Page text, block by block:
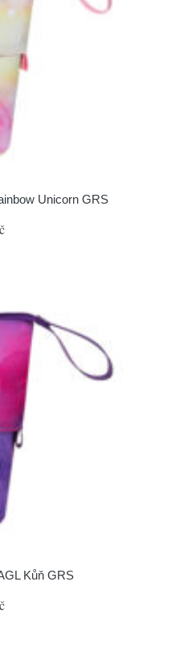
Unicorn GRS
Kůň GRS